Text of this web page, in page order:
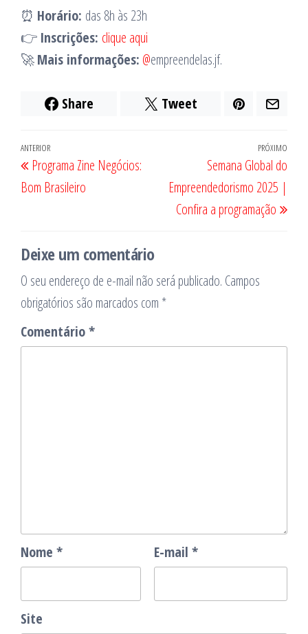
⏰ Horário: das 8h às 23h
👉 Inscrições: clique aqui
🚀Mais informações: @empreendelas.jf.
Share Tweet
Navegação
de
Post
Post
anterior
ANTERIOR
Programa Zine Negócios:
Bom Brasileiro
PRÓXIMO
Semana Global do
Empreendedorismo 2025 |
Confira a programação
Deixe um comentário
O seu endereço de e-mail não será publicado. Campos
obrigatórios são marcados com *
Comentário*
Nome * E-mail *
Site